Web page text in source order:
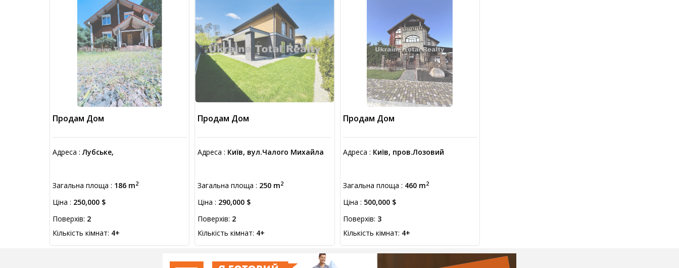
Продам Дом
Адреса :Лубське,
Загальна площа : 186 m2
Ціна : 250,000 $
Поверхів: 2
Кількість кімнат: 4+
Продам Дом
Адреса : Київ, вул.Чалого Михайла
Загальна площа : 250 m2
Ціна : 290,000 $
Поверхів: 2
Кількість кімнат: 4+
Продам Дом
Адреса : Київ, пров.Лозовий
Загальна площа : 460 m2
Ціна : 500,000 $
Поверхів: 3
Кількість кімнат: 4+